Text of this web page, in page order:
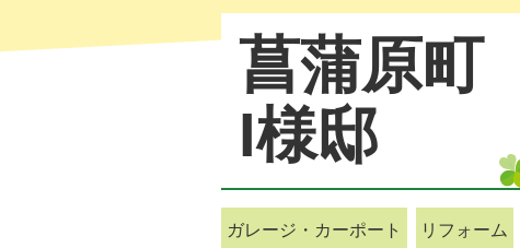
菖蒲原町
I様邸
ガレージ・カーポート リフォーム